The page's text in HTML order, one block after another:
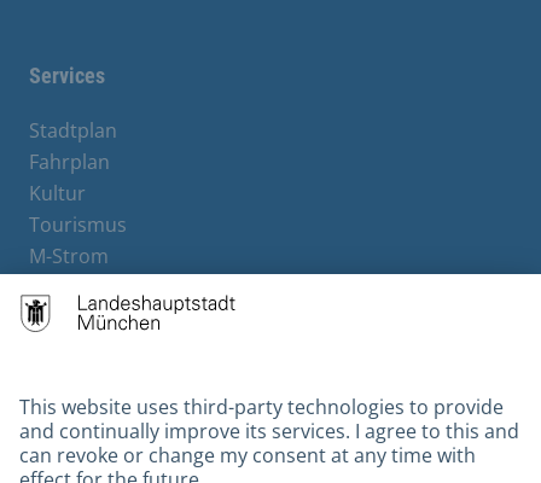
Services
Stadtplan
Fahrplan
Kultur
Tourismus
M-Strom
Hotels
Contact
Barrierefreiheit